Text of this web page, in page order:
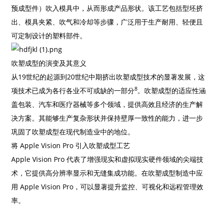
预成型件）吹入模具中，从而形成产品形状。该工艺包括型坯挤
出、模具夹紧、吹气和冷却等步骤，广泛用于生产耐用、轻便且
可定制设计的塑料部件。
吹塑成型的演变及其意义
从19世纪的起源到20世纪中期挤出吹塑成型技术的显著发展，这
项技术已成为各行各业不可或缺的一部分8。吹塑成型的适应性涵
盖包装、汽车和医疗器械等多个领域，提供高效且经济的生产解
决方案。其能够生产复杂形状并保持壁厚一致性的能力，进一步
巩固了吹塑成型在现代制造业中的地位。
将 Apple Vision Pro 引入吹塑成型工艺
Apple Vision Pro 代表了增强现实和虚拟现实硬件领域的尖端技
术，它提供高分辨率显示和无缝集成功能。在吹塑成型制造中应
用 Apple Vision Pro，可以显著提升监控、可视化和远程管理效
率。